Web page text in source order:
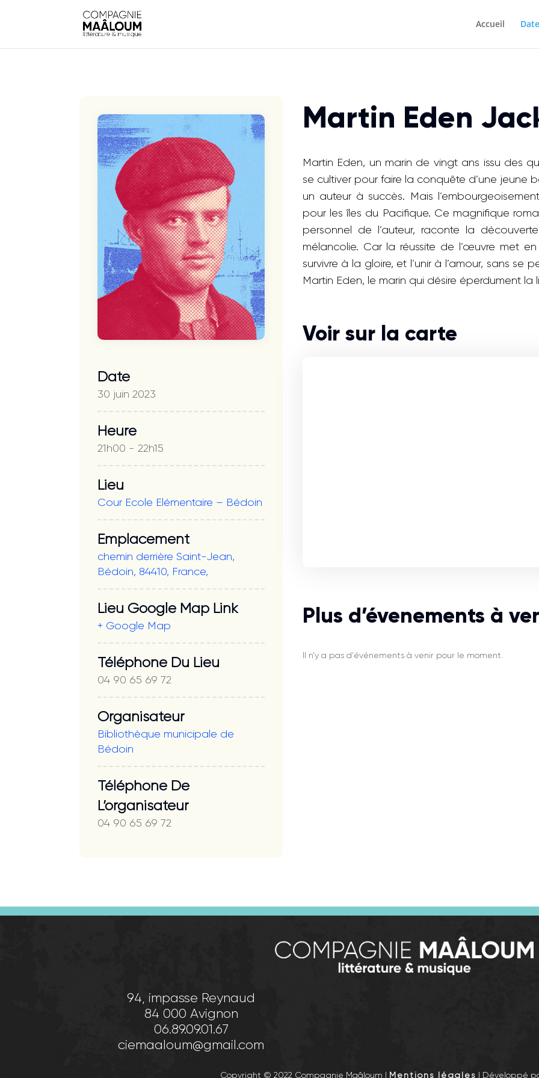
Accueil
Date
30 juin 2023
Heure
21h00 - 22h15
Lieu
Cour Ecole Elémentaire – Bédoin
Emplacement
chemin derrière Saint-Jean,
Bédoin, 84410, France,
Lieu Google Map Link
+ Google Map
Téléphone Du Lieu
04 90 65 69 72
Organisateur
Bibliothèque municipale de
Bédoin
Téléphone De
L’organisateur
04 90 65 69 72
Martin Eden
Martin Eden, un marin de vingt ans issu des
se cultiver pour faire la conquête d’une jeune
un auteur à succès. Mais
pour les îles du Pacifique. Ce magnifique
personnel de l’auteur, raconte la
mélancolie. Car la réussite de l’œuvre met
survivre à la gloire, et l’unir à l’amour, sans
Martin Eden, le marin qui désire éperdument la
Voir sur la carte
Plus d’évenements à
Il n'y a pas d'événements à venir pour le moment.
94, impasse Reynaud
84 000 Avignon
06.89.09.01.67
ciemaaloum@gmail.com
Copyright © 2022 Compagnie Maâloum | Mentions légales | Développé